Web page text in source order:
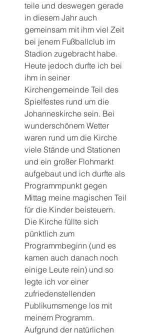
teile und deswegen gerade
in diesem Jahr auch
gemeinsam mit ihm viel Zeit
bei jenem Fußballclub im
Stadion zugebracht habe.
Heute jedoch durfte ich bei
ihm in seiner
Kirchengemeinde Teil des
Spielfestes rund um die
Johanneskirche sein. Bei
wunderschönem Wetter
waren rund um die Kirche
viele Stände und Stationen
und ein großer Flohmarkt
aufgebaut und ich durfte als
Programmpunkt gegen
Mittag meine magischen Teil
für die Kinder beisteuern.
Die Kirche füllte sich
pünktlich zum
Programmbeginn (und es
kamen auch danach noch
einige Leute rein) und so
legte ich vor einer
zufriedenstellenden
Publikumsmenge los mit
meinem Programm.
Aufgrund der natürlichen